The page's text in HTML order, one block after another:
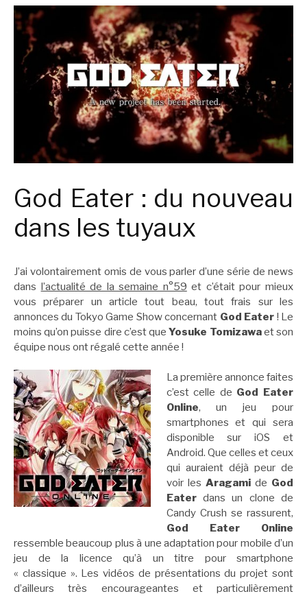
God Eater : du nouveau
dans les tuyaux
J’ai volontairement omis de vous parler d’une série de news
dans l’actualité de la semaine n°59 et c’était pour mieux
vous préparer un article tout beau, tout frais sur les
annonces du Tokyo Game Show concernant God Eater ! Le
moins qu’on puisse dire c’est queYosuke Tomizawaet son
équipe nous ont régalé cette année !
La première annonce faites
c’est celle de God Eater
Online, un jeu pour
smartphones et qui sera
disponible sur iOS et
Android. Que celles et ceux
qui auraient déjà peur de
voir les Aragamide God
Eaterdans un clone de
Candy Crush se rassurent,
God Eater Online
ressemble beaucoup plus à une adaptation pour mobile d’un
jeu de la licence qu’à un titre pour smartphone
« classique ». Les vidéos de présentations du projet sont
d’ailleurs très encourageantes et particulièrement